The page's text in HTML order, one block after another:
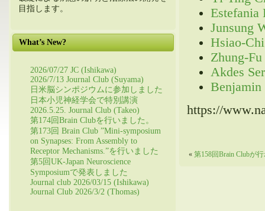
目指します。
What’s New?
2026/07/27 JC (Ishikawa)
2026/7/13 Journal Club (Suyama)
日米脳シンポジウムに参加しました
日本小児神経学会で特別講演
2026.5.25. Journal Club (Takeo)
第174回Brain Clubを行いました。
第173回 Brain Club ”Mini-symposium
on Synapses: From Assembly to
Receptor Mechanisms.”を行いました
第5回UK-Japan Neuroscience
Symposiumで発表しました
Journal club 2026/03/15 (Ishikawa)
Journal Club 2026/3/2 (Thomas)
Estefania
Junsung
Hsiao-
Zhung-
Akdes
Benjamin
https://
« 第158回Brain Clubが